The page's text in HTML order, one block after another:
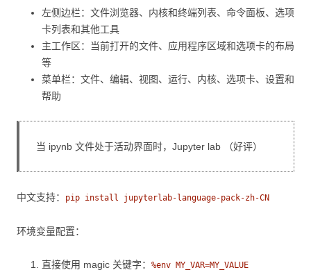
左侧边栏：文件浏览器、内核和终端列表、命令面板、选项
卡列表和其他工具
主工作区：当前打开的文件、应用程序区域和选项卡的布局
等
菜单栏：文件、编辑、视图、运行、内核、选项卡、设置和
帮助
当 ipynb 文件处于活动界面时，Jupyter lab （好评）
中文支持： pip install jupyterlab-language-pack-zh-CN
环境变量配置：
直接使用 magic 关键字： %env MY_VAR=MY_VALUE